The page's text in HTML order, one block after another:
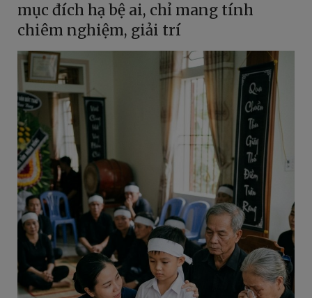
mục đích hạ bệ ai, chỉ mang tính
chiêm nghiệm, giải trí